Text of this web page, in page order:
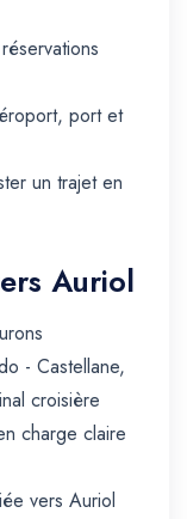
port et
un trajet en
Auriol
- Castellane,
croisière
charge claire
vers Auriol